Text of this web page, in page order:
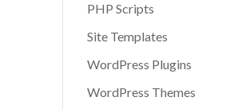
PHP Scripts
Site Templates
WordPress Plugins
WordPress Themes